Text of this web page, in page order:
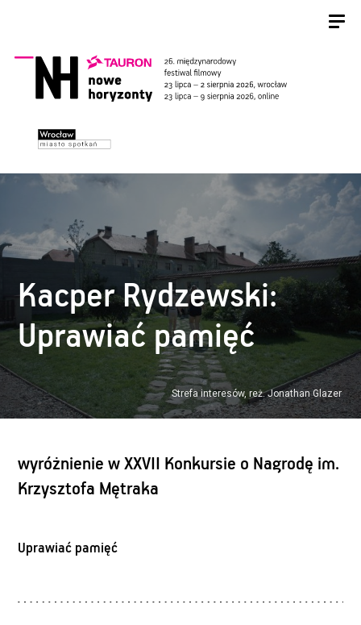
Strefa interesów, reż. Jonathan Glazer
Kacper Rydzewski:
Uprawiać pamięć
wyróżnienie w XXVII Konkursie o Nagrodę im.
Krzysztofa Mętraka
Uprawiać pamięć